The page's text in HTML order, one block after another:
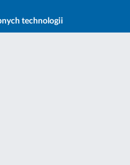
technologii